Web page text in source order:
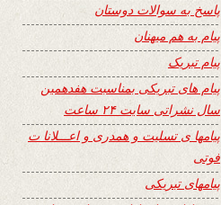
پاسخ به سوالات دوستان
پیام به هم میهنان
پیام تبریک
پیام های تبریکی بمناسبت هفدهمین
سال نشراتی سایت ۲۴ ساعت
پیامها ی تسلیت و همدری و اعـــلانا ت
فوتی
پیامهای تبریکی